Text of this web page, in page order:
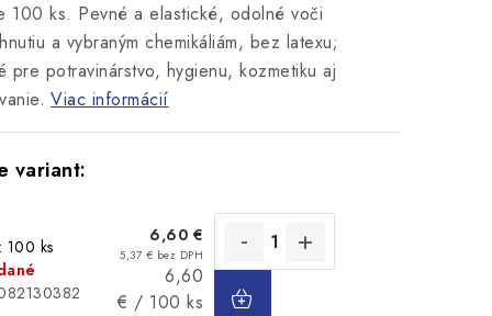
100 ks. Pevné a elastické, odolné voči
a vybraným chemikáliám, bez latexu;
pre potravinárstvo, hygienu, kozmetiku aj
Viac informácií
100 ks
6,60 €
5,37 € bez DPH
Jednotková
cena:
6,60
€ / 100 ks